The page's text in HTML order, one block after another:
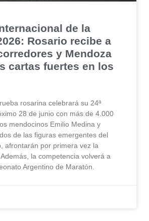
de la
Rosario recibe a
y Mendoza
cartas fuertes en los
rosarina celebrará su 24ª
28 de junio con más de 4.000
mendocinos Emilio Medina y
de las figuras emergentes del
afrontarán por primera vez la
la competencia volverá a
Argentino de Maratón.